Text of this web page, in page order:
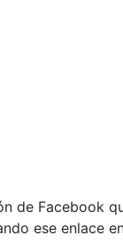
de Facebook
ese enlace